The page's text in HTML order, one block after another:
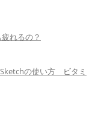
れるの？
の使い方 ビタミ